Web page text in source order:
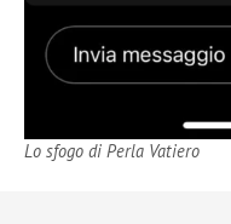
Lo sfogo di Perla Vatiero